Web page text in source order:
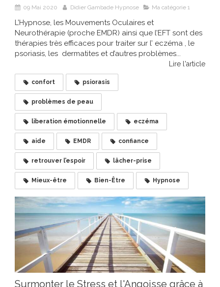
09 Mai 2020 Didier Gambade Hypnose Ma catégorie 1
L’Hypnose, les Mouvements Oculaires et
Neurothérapie (proche EMDR) ainsi que l’EFT sont des
thérapies très efficaces pour traiter sur l’ eczéma , le
psoriasis, les dermatites et d’autres problèmes...
Lire l'article
confort psiorasis
problèmes de peau
liberation émotionnelle eczéma
aide EMDR confiance
retrouver l’espoir lâcher-prise
Mieux-être Bien-Être Hypnose
Surmonter le Stress et l'Angoisse grâce à